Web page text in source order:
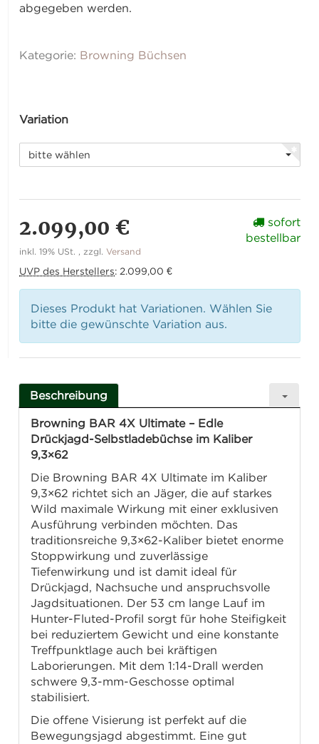
abgegeben werden.
Kategorie: Browning Büchsen
Variation
bitte wählen
2.099,00 €
inkl. 19% USt. , zzgl.Versand
UVP des Herstellers: 2.099,00 €
sofort
bestellbar
Dieses Produkt hat Variationen. Wählen Sie
bitte die gewünschte Variation aus.
Beschreibung
Browning BAR 4X Ultimate – Edle
Drückjagd-Selbstladebüchse im Kaliber
9,3×62
Die Browning BAR 4X Ultimate im Kaliber
9,3×62 richtet sich an Jäger, die auf starkes
Wild maximale Wirkung mit einer exklusiven
Ausführung verbinden möchten. Das
traditionsreiche 9,3×62-Kaliber bietet enorme
Stoppwirkung und zuverlässige
Tiefenwirkung und ist damit ideal für
Drückjagd, Nachsuche und anspruchsvolle
Jagdsituationen. Der 53 cm lange Lauf im
Hunter-Fluted-Profil sorgt für hohe Steifigkeit
bei reduziertem Gewicht und eine konstante
Treffpunktlage auch bei kräftigen
Laborierungen. Mit dem 1:14-Drall werden
schwere 9,3-mm-Geschosse optimal
stabilisiert.
Die offene Visierung ist perfekt auf die
Bewegungsjagd abgestimmt. Eine gut